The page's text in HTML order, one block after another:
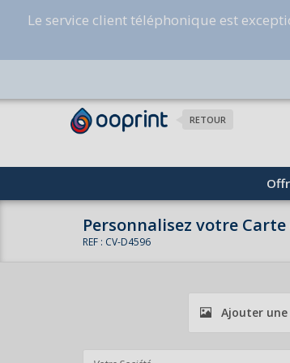
Le service client téléphonique est
RETOUR
Personnalisez votre
REF : CV-D4596
Ajouter